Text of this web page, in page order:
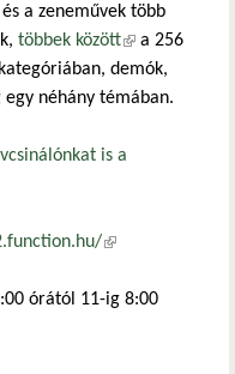
a zeneművek több
többek között(külső
hivatkozás)
a 256
demók,
egy néhány témában.
is a
(külső
órától 11-ig 8:00